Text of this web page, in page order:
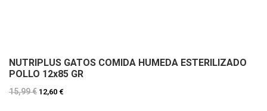
NUTRIPLUS GATOS COMIDA HUMEDA ESTERILIZADO
POLLO 12x85 GR
15,99 € 12,60 €